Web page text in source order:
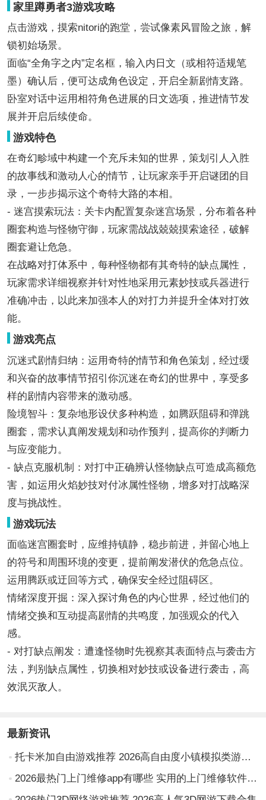
家里蹲勇者3游戏攻略
点击游戏，摸索nitori的跑堂，尝试像素风冒险之旅，解
锁初始场景。
面临“全角字之内”定名框，输入内日文（或相符适规笔
墨）确认后，便可达成角色设定，开启全新剧情支路。
卧室对话中运用相符角色进展的日文选项，推进情节发
展并开启后续使命。
游戏特色
在奇幻畛域中构建一个充斥未知的世界，策划引人入胜
的故事线和激动人心的情节，让玩家亲手开启谜团的目
录，一步步揭示这个奇特大路的本相。
- 迷宫摸索玩法：关卡内配置复杂迷宫场景，分布着各种
圈套构造与怪物守御，玩家需战战兢兢摸索途径，破解
圈套避让危急。
在战略对打体系中，每种怪物都有其奇特的缺点属性，
玩家需求详细视察并针对性地采用元素妙技或兵器进行
准确冲击，以此来加强本人的对打力并提升全体对打效
能。
游戏亮点
沉迷式剧情归纳：运用奇特的情节和角色策划，经过缓
和兴奋的故事情节招引你沉迷在奇幻的世界中，享受多
样的剧情内容带来的激动感。
险境智斗：复杂地形设伏多种构造，如腾跃阻碍和弹跳
圈套，需求认真阐发规划和动作预判，提高你的判断力
与应变能力。
- 缺点克服机制：对打中正确辨认怪物缺点可造成高额危
害，如运用火焰妙技对付冰属性怪物，增多对打战略深
度与挑战性。
游戏玩法
面临迷宫圈套时，应维持镇静，稳步前进，并留心地上
的符号和周围环境的变更，提前阐发潜伏的危急点位。
运用腾跃或迂回等方式，确保安全经过阻碍区。
情绪深度开掘：深入探讨角色的内心世界，经过他们的
情绪交换和互动提高剧情的共鸣度，加强观众的代入
感。
- 对打缺点阐发：遭逢怪物时先视察其表面特点与袭击方
法，判别缺点属性，切换相对妙技或设备进行袭击，高
效泯灭敌人。
最新资讯
托卡米加自由游戏推荐 2026高自由度小镇模拟类游戏合集
2026最热门上门维修app有哪些 实用的上门维修软件排行榜